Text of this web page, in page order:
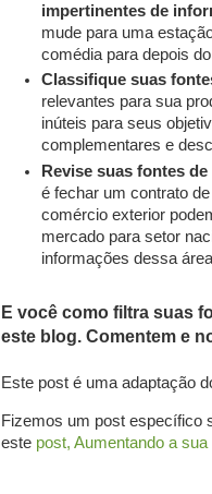
impertinentes de
mude para uma
comédia para depois
Classifique suas
relevantes para sua
inúteis para seus
complementares e
Revise suas fontes
é fechar um contrato
comércio exterior
mercado para setor
informações dessa
E você como filtra suas
este blog. Comentem e
Este post é uma adaptação
Fizemos um post específico
este post, Aumentando a